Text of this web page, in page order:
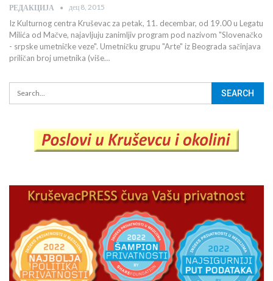
РЕДАКЦИЈА дец 8, 2015
Iz Kulturnog centra Kruševac za petak, 11. decembar, od 19.00 u Legatu
Milića od Mačve, najavljuju zanimljiv program pod nazivom "Slovenačko
- srpske umetničke veze". Umetničku grupu "Arte" iz Beograda sačinjava
priličan broj umetnika (više…